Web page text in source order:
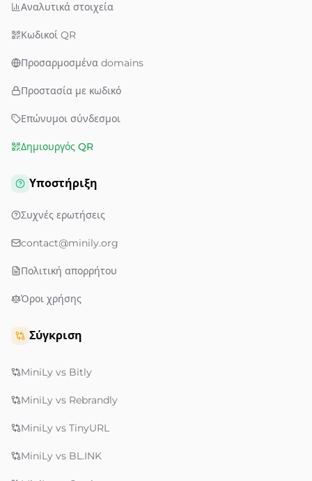
Αναλυτικά στοιχεία
Κωδικοί QR
Προσαρμοσμένα domains
Προστασία με κωδικό
Επώνυμοι σύνδεσμοι
Δημιουργός QR
Υποστήριξη
Συχνές ερωτήσεις
contact@minily.org
Πολιτική απορρήτου
Όροι χρήσης
Σύγκριση
MiniLy vs Bitly
MiniLy vs Rebrandly
MiniLy vs TinyURL
MiniLy vs BL.INK